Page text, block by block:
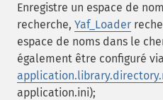
Enregistre un espace de
recherche, Yaf_Loader
espace de noms dans le
également être configuré via
application.ini);